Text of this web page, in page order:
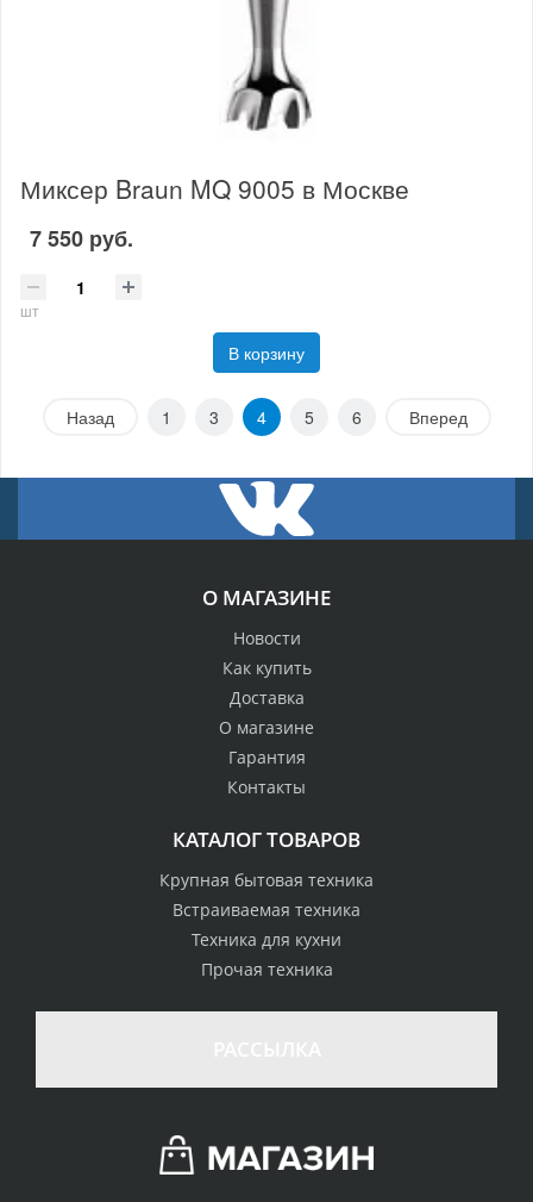
Миксер Braun MQ 9005 в Москве
7 550 руб.
шт
В корзину
Назад 1 3 4 5 6 Вперед
О МАГАЗИНЕ
Новости
Как купить
Доставка
О магазине
Гарантия
Контакты
КАТАЛОГ ТОВАРОВ
Крупная бытовая техника
Встраиваемая техника
Техника для кухни
Прочая техника